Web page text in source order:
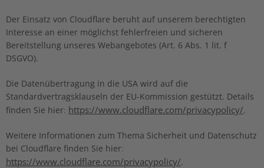
Der Einsatz von Cloudflare beruht auf unserem berechtigten
Interesse an einer möglichst fehlerfreien und sicheren
Bereitstellung unseres Webangebotes (Art. 6 Abs. 1 lit. f
DSGVO).
Die Datenübertragung in die USA wird auf die
Standardvertragsklauseln der EU-Kommission gestützt. Details
finden Sie hier: https://www.cloudflare.com/privacypolicy/.
Weitere Informationen zum Thema Sicherheit und Datenschutz
bei Cloudflare finden Sie hier:
https://www.cloudflare.com/privacypolicy/.